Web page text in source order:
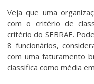
Veja que uma
com o critério de
critério do SEBRAE.
8 funcionários,
com uma faturamento
classifica como média